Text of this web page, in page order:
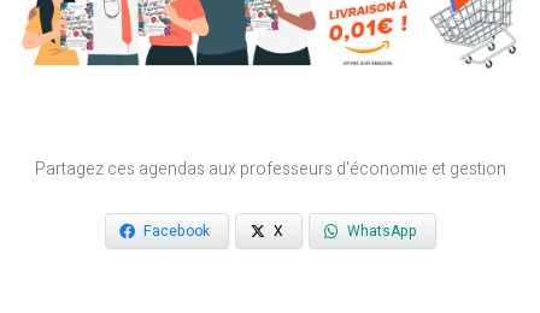
Partagez ces agendas aux professeurs d'économie et gestion
Facebook X WhatsApp